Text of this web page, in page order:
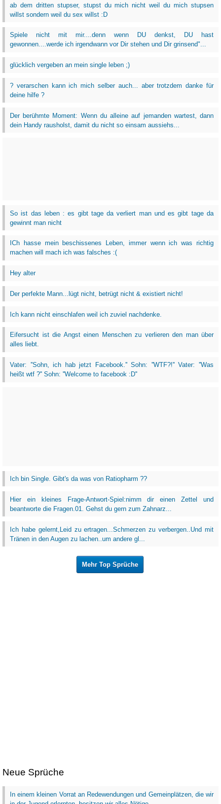
ab dem dritten stupser, stupst du mich nicht weil du mich stupsen
willst sondern weil du sex willst :D
Spiele nicht mit mir....denn wenn DU denkst, DU hast
gewonnen....werde ich irgendwann vor Dir stehen und Dir grinsend"...
glücklich vergeben an mein single leben ;)
? verarschen kann ich mich selber auch... aber trotzdem danke für
deine hilfe ?
Der berühmte Moment: Wenn du alleine auf jemanden wartest, dann
dein Handy rausholst, damit du nicht so einsam aussiehs...
So ist das leben : es gibt tage da verliert man und es gibt tage da
gewinnt man nicht
ICh hasse mein beschissenes Leben, immer wenn ich was richtig
machen will mach ich was falsches :(
Hey alter
Der perfekte Mann...lügt nicht, betrügt nicht & existiert nicht!
Ich kann nicht einschlafen weil ich zuviel nachdenke.
Eifersucht ist die Angst einen Menschen zu verlieren den man über
alles liebt.
Vater: ''Sohn, ich hab jetzt Facebook.'' Sohn: ''WTF?!'' Vater: ''Was
heißt wtf ?'' Sohn: ''Welcome to facebook :D''
Ich bin Single. Gibt's da was von Ratiopharm ??
Hier ein kleines Frage-Antwort-Spiel:nimm dir einen Zettel und
beantworte die Fragen.01. Gehst du gern zum Zahnarz...
Ich habe gelernt,Leid zu ertragen...Schmerzen zu verbergen..Und mit
Tränen in den Augen zu lachen..um andere gl...
Mehr Top Sprüche
Neue Sprüche
In einem kleinen Vorrat an Redewendungen und Gemeinplätzen, die wir